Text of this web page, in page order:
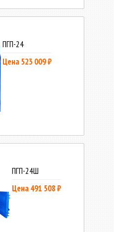
ПГП-24
Цена 523 009 ₽
ПГП-24Ш
Цена 491 508 ₽